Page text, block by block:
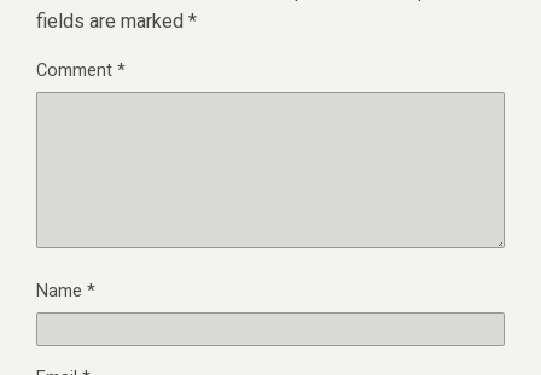
fields are marked *
Comment*
Name *